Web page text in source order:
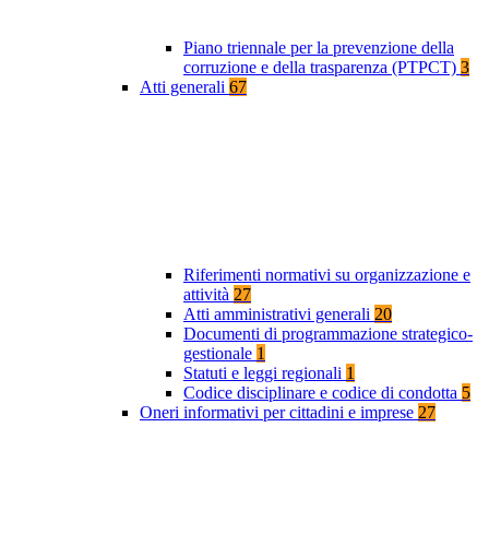
Piano triennale per la prevenzione della
corruzione e della trasparenza (PTPCT) 3
Atti generali 67
Riferimenti normativi su organizzazione e
attività 27
Atti amministrativi generali 20
Documenti di programmazione strategico-
gestionale 1
Statuti e leggi regionali 1
Codice disciplinare e codice di condotta 5
Oneri informativi per cittadini e imprese 27